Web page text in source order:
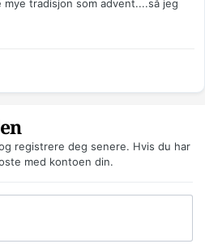
tradisjon som advent....så jeg
registrere deg senere. Hvis du har
med kontoen din.